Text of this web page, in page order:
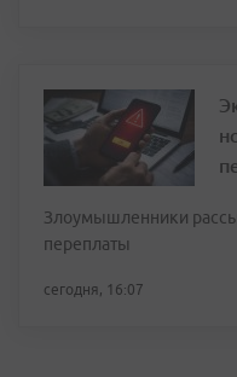
Злоумышленники
переплаты
сегодня, 16:07